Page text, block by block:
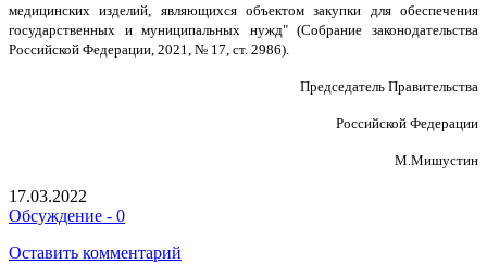
медицинских изделий, являющихся объектом закупки для обеспечения
государственных и муниципальных нужд" (Собрание законодательства
Российской Федерации, 2021, № 17, ст. 2986).
Председатель Правительства
Российской Федерации
М.Мишустин
17.03.2022
Обсуждение - 0
Оставить комментарий